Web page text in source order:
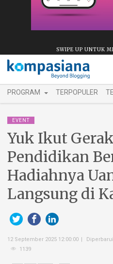
SWIPE UP UNTUK
PROGRAM TERPOPULER
EVENT
Yuk Ikut
Pendidikan
Hadiahnya
Langsung di
12 September 2025 12:00:00
1139